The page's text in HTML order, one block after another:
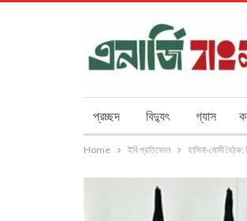
প্রচ্ছদ বিদ্যুৎ গ্যাস
Home ইবি প্রতিবেদন হাসিনা-মোদী